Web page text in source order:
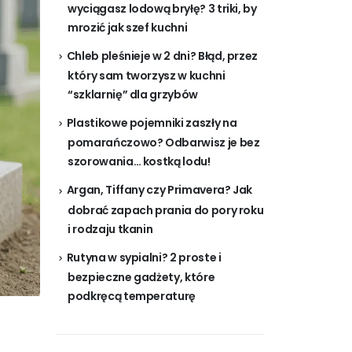
wyciągasz lodową bryłę? 3 triki, by
mrozić jak szef kuchni
Chleb pleśnieje w 2 dni? Błąd, przez
który sam tworzysz w kuchni
“szklarnię” dla grzybów
Plastikowe pojemniki zaszły na
pomarańczowo? Odbarwisz je bez
szorowania… kostką lodu!
Argan, Tiffany czy Primavera? Jak
dobrać zapach prania do pory roku
i rodzaju tkanin
Rutyna w sypialni? 2 proste i
bezpieczne gadżety, które
podkręcą temperaturę